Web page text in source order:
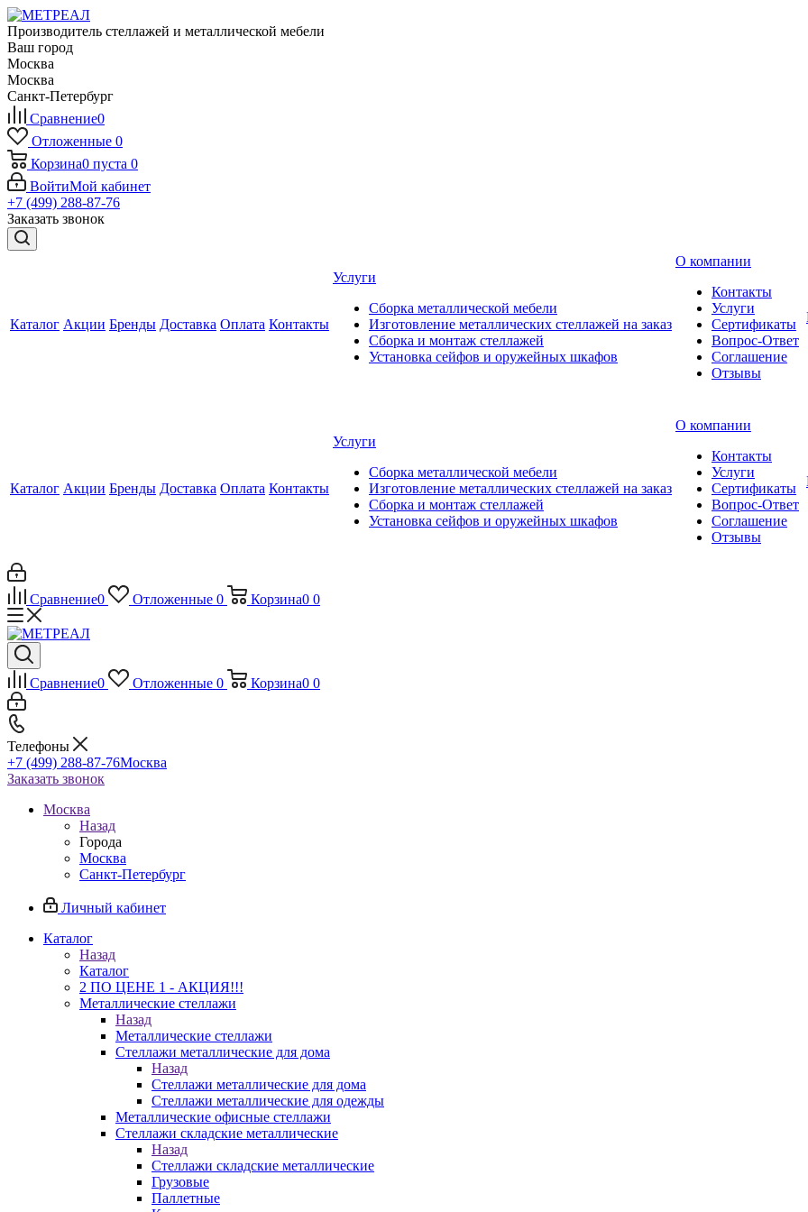
Производитель стеллажей и металлической мебели
Ваш город
Москва
Москва
Санкт-Петербург
Сравнение0
Отложенные 0
Корзина0 пуста 0
ВойтиМой кабинет
+7 (499) 288-87-76
Заказать звонок
Каталог Акции Бренды Доставка Оплата Контакты
Услуги
Сборка металлической мебели
Изготовление металлических стеллажей на заказ
Сборка и монтаж стеллажей
Установка сейфов и оружейных шкафов
О компании
Контакты
Услуги
Сертификаты
Вопрос-Ответ
Соглашение
Отзывы
Каталог Акции Бренды Доставка Оплата Контакты
Услуги
Сборка металлической мебели
Изготовление металлических стеллажей на заказ
Сборка и монтаж стеллажей
Установка сейфов и оружейных шкафов
О компании
Контакты
Услуги
Сертификаты
Вопрос-Ответ
Соглашение
Отзывы
Сравнение0 Отложенные 0 Корзина0 0
Сравнение0 Отложенные 0 Корзина0 0
Телефоны
+7 (499) 288-87-76Москва
Заказать звонок
Москва
Назад
Города
Москва
Санкт-Петербург
Личный кабинет
Каталог
Назад
Каталог
2 ПО ЦЕНЕ 1 - АКЦИЯ!!!
Металлические стеллажи
Назад
Металлические стеллажи
Стеллажи металлические для дома
Назад
Стеллажи металлические для дома
Стеллажи металлические для одежды
Металлические офисные стеллажи
Стеллажи складские металлические
Назад
Стеллажи складские металлические
Грузовые
Паллетные